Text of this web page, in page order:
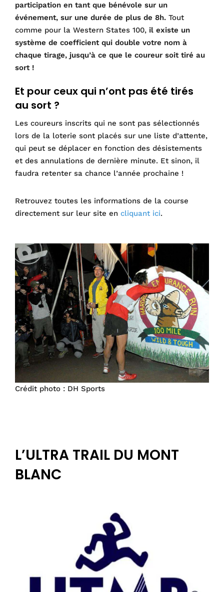
participation en tant que bénévole sur un
événement, sur une durée de plus de 8h. Tout
comme pour la Western States 100, il existe un
système de coefficient qui double votre nom à
chaque tirage, jusqu’à ce que le coureur soit tiré au
sort !
Et pour ceux qui n’ont pas été tirés
au sort ?
Les coureurs inscrits qui ne sont pas sélectionnés
lors de la loterie sont placés sur une liste d’attente,
qui peut se déplacer en fonction des désistements
et des annulations de dernière minute. Et sinon, il
faudra retenter sa chance l’année prochaine !
Retrouvez toutes les informations de la course
directement sur leur site en cliquant ici.
Crédit photo : DH Sports
L’ULTRA TRAIL DU MONT
BLANC